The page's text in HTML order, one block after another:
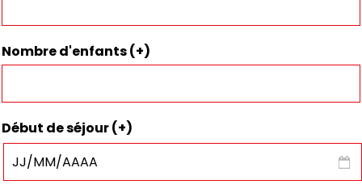
Nombre d'enfants (+)
Début de séjour (+)